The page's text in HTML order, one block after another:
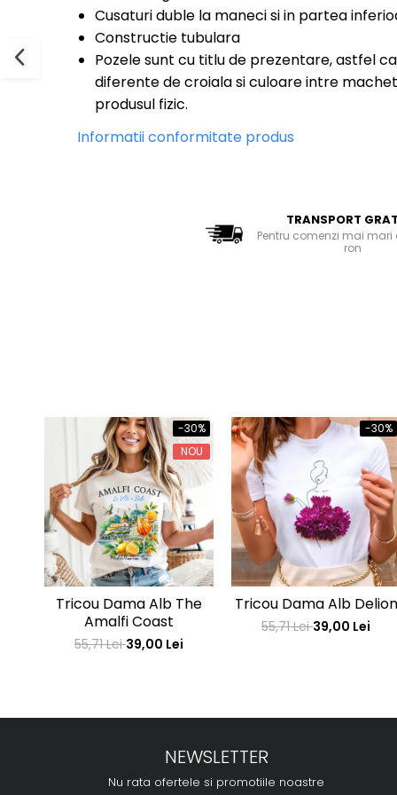
Bluze Cu Mesaj
Bluze Diverse
Bluze Fashion
Bluze Japanese
Cusaturi duble la maneci si in partea
Constructie tubulara
Pozele sunt cu titlu de prezentare, astfel
diferente de croiala si culoare intre
produsul fizic.
Informatii conformitate produs
TRANSPORT
Pentru comenzi mai mari
ron
-30%
NOU
Tricou Dama Alb The
Amalfi Coast
55,71 Lei39,00 Lei
-30%
Tricou Dama Alb Delion
55,71 Lei39,00 Lei
NEWSLETTER
Nu rata ofertele si promotiile noastre